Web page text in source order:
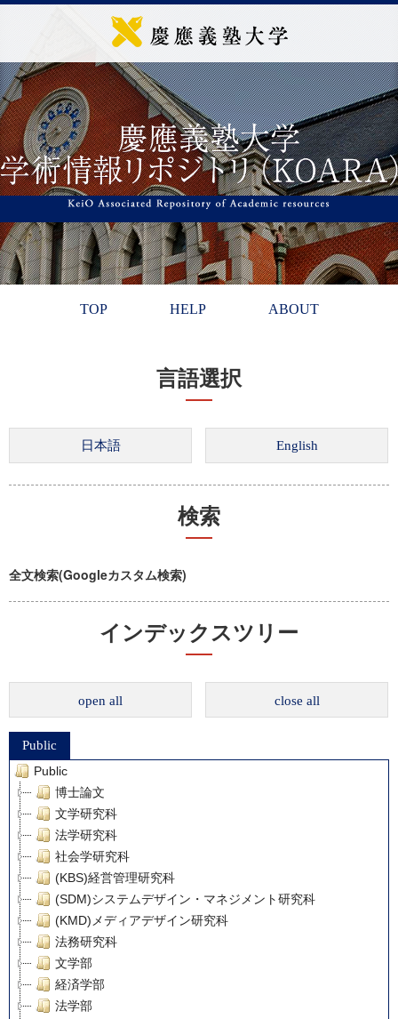
TOP HELP ABOUT
言語選択
検索
全文検索(Googleカスタム検索)
インデックスツリー
open all close all
Public
Public
博士論文
文学研究科
法学研究科
社会学研究科
(KBS)経営管理研究科
(SDM)システムデザイン・マネジメント研究科
(KMD)メディアデザイン研究科
法務研究科
文学部
経済学部
法学部